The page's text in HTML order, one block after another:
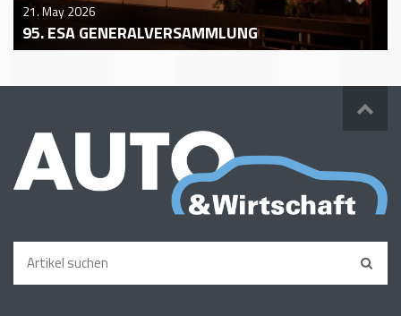
21. May 2026
95. ESA GENERALVERSAMMLUNG